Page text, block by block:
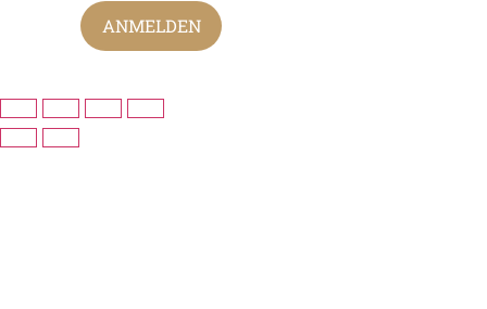
ANMELDEN